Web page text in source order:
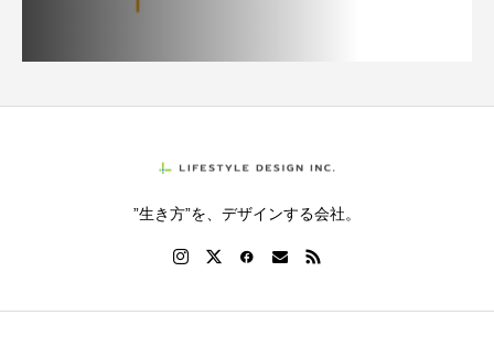
”生き方”を、デザインする会社。